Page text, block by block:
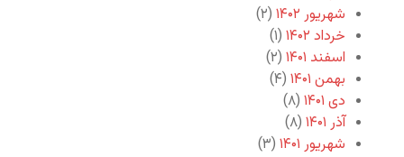
شهریور ۱۴۰۲
(۲)
خرداد ۱۴۰۲
(۱)
اسفند ۱۴۰۱
(۲)
بهمن ۱۴۰۱
(۴)
دی ۱۴۰۱
(۸)
آذر ۱۴۰۱
(۸)
شهریور ۱۴۰۱
(۳)